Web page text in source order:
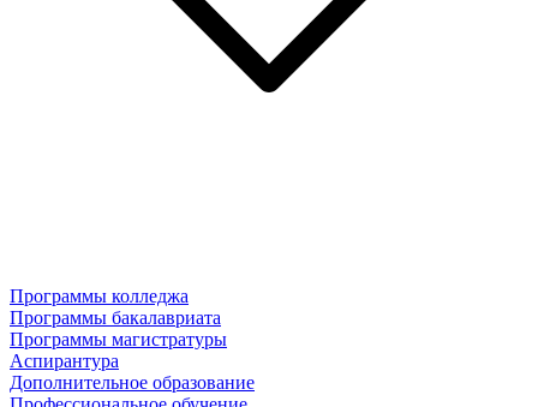
Программы колледжа
Программы бакалавриата
Программы магистратуры
Аспирантура
Дополнительное образование